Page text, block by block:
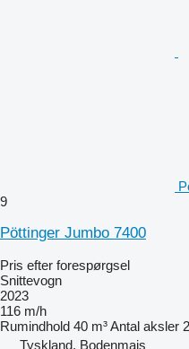
9
Pöttinger Jumbo 7400
Pris efter forespørgsel
Snittevogn
2023
116 m/h
Rumindhold 40 m³Antal aksler 2
Tyskland, Bodenmais